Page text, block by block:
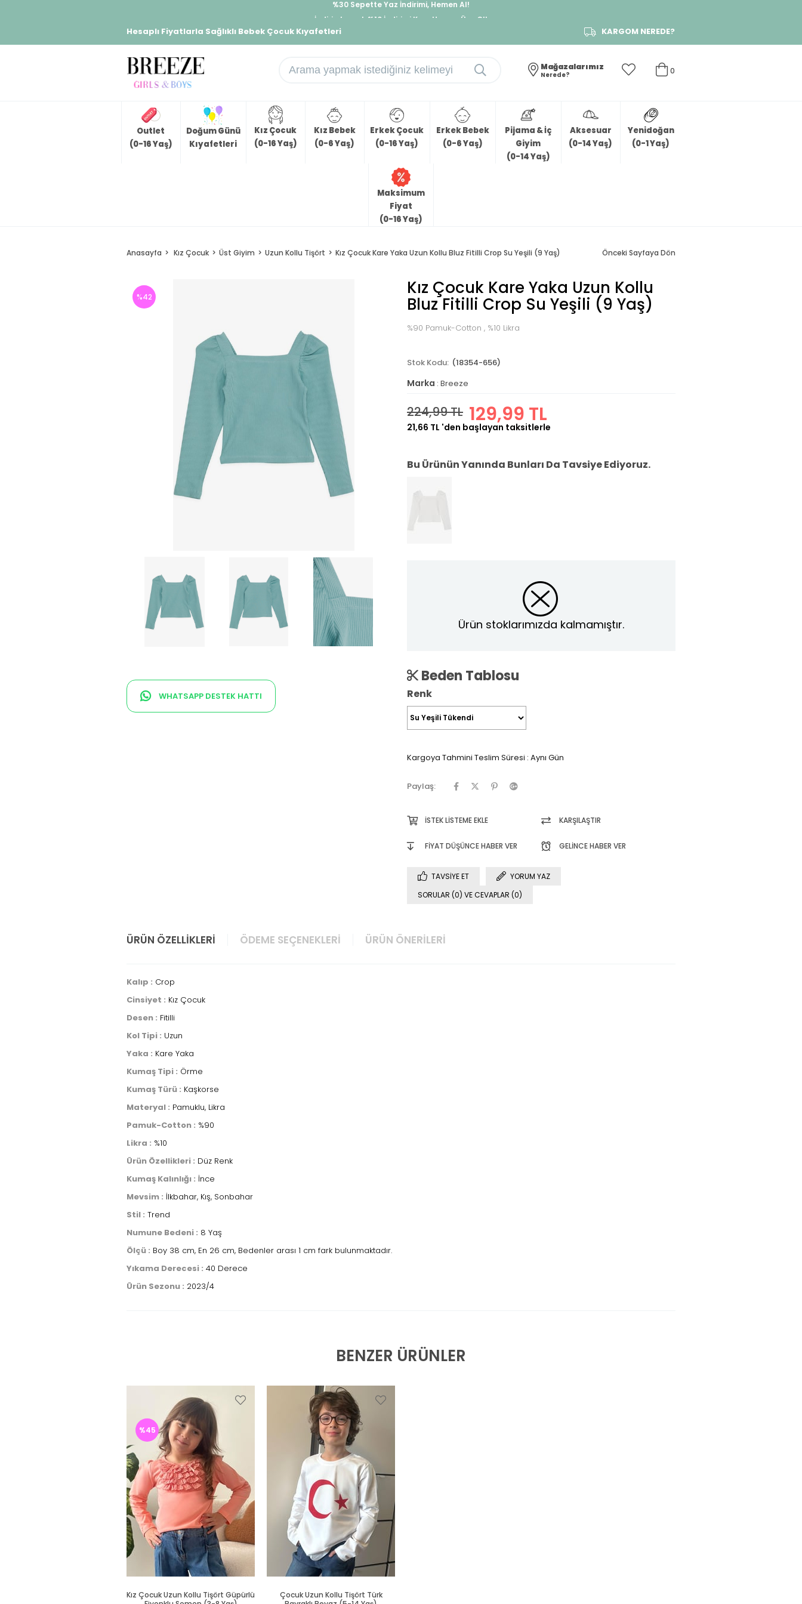
İndirimlere ek %10 İndirimi Kap, Hemen Üye Ol!
Hesaplı Fiyatlarla Sağlıklı Bebek Çocuk Kıyafetleri KARGOM NEREDE?
0
Mağazalarımız
Nerede?
Outlet
(0-16 Yaş)
Doğum Günü
Kıyafetleri
Kız Çocuk
(0-16 Yaş)
Kız Bebek
(0-6 Yaş)
Erkek Çocuk
(0-16 Yaş)
Erkek Bebek
(0-6 Yaş)
Pijama & İç
Giyim
(0-14 Yaş)
Aksesuar
(0-14 Yaş)
Yenidoğan
(0-1 Yaş)
Maksimum
Fiyat
(0-16 Yaş)
Anasayfa Kız Çocuk Üst Giyim Uzun Kollu Tişört Kız Çocuk Kare Yaka Uzun Kollu Bluz Fitilli Crop Su Yeşili (9 Yaş) Önceki Sayfaya Dön
%42
WHATSAPP DESTEK HATTI
Kız Çocuk Kare Yaka Uzun Kollu
Bluz Fitilli Crop Su Yeşili (9 Yaş)
%90 Pamuk-Cotton , %10 Likra
(18354-656)
Marka : Breeze
224,99 TL 129,99 TL
21,66 TL 'den başlayan taksitlerle
Bu Ürünün Yanında Bunları Da Tavsiye Ediyoruz.
Ürün stoklarımızda kalmamıştır.
Beden Tablosu
Renk
Kargoya Tahmini Teslim Süresi : Aynı Gün
Paylaş:
İSTEK LISTEME EKLE KARŞILAŞTIR
FIYAT DÜŞÜNCE HABER VER GELINCE HABER VER
TAVSIYE ET
YORUM YAZ
SORULAR (0) VE CEVAPLAR (0)
ÜRÜN ÖZELLIKLERI ÖDEME SEÇENEKLERI ÜRÜN ÖNERILERI
Kalıp : Crop
Cinsiyet : Kız Çocuk
Desen : Fitilli
Kol Tipi : Uzun
Yaka : Kare Yaka
Kumaş Tipi : Örme
Kumaş Türü : Kaşkorse
Materyal : Pamuklu, Likra
Pamuk-Cotton : %90
Likra : %10
Ürün Özellikleri : Düz Renk
Kumaş Kalınlığı : İnce
Mevsim : İlkbahar, Kış, Sonbahar
Stil : Trend
Numune Bedeni : 8 Yaş
Ölçü : Boy 38 cm, En 26 cm, Bedenler arası 1 cm fark bulunmaktadır.
Yıkama Derecesi : 40 Derece
Ürün Sezonu : 2023/4
BENZER ÜRÜNLER
Kız Çocuk Uzun Kollu Tişört Güpürlü
%45
Çocuk Uzun Kollu Tişört Türk